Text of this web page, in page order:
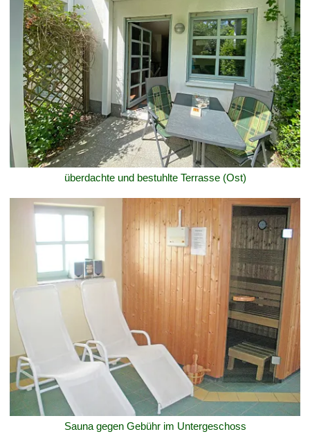
überdachte und bestuhlte Terrasse (Ost)
Sauna gegen Gebühr im Untergeschoss